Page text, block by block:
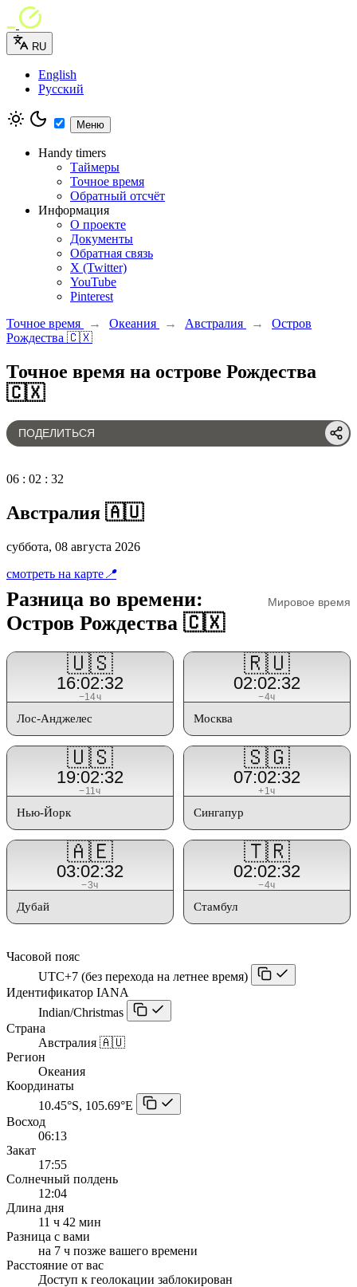
RU
English
Русский
Меню
Handy timers
Таймеры
Точное время
Обратный отсчёт
Информация
О проекте
Документы
Обратная связь
X (Twitter)
YouTube
Pinterest
Точное время
→ Океания → Австралия →
Остров
Рождества 🇨🇽
Точное время на острове Рождества
🇨🇽
ПОДЕЛИТЬСЯ
06 : 02 : 32
Австралия 🇦🇺
суббота, 08 августа 2026
смотреть на карте 📍
Разница во времени:
Остров Рождества 🇨🇽
Мировое время
🇺🇸
16:02:32
−14ч
Лос-Анджелес
🇷🇺
02:02:32
−4ч
Москва
🇺🇸
19:02:32
−11ч
Нью-Йорк
🇸🇬
07:02:32
+1ч
Сингапур
🇦🇪
03:02:32
−3ч
Дубай
🇹🇷
02:02:32
−4ч
Стамбул
Часовой пояс
UTC+7 (без перехода на летнее время)
Идентификатор IANA
Indian/Christmas
Страна
Австралия 🇦🇺
Регион
Океания
Координаты
10.45°S, 105.69°E
Восход
06:13
Закат
17:55
Солнечный полдень
12:04
Длина дня
11 ч 42 мин
Разница с вами
на 7 ч позже вашего времени
Расстояние от вас
Доступ к геолокации заблокирован